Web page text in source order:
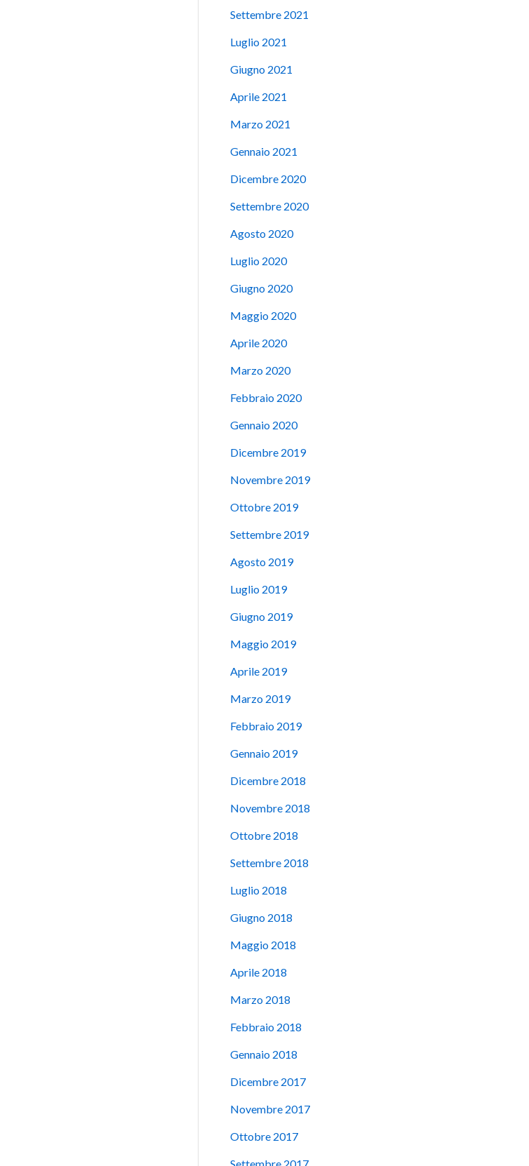
Settembre 2021
Luglio 2021
Giugno 2021
Aprile 2021
Marzo 2021
Gennaio 2021
Dicembre 2020
Settembre 2020
Agosto 2020
Luglio 2020
Giugno 2020
Maggio 2020
Aprile 2020
Marzo 2020
Febbraio 2020
Gennaio 2020
Dicembre 2019
Novembre 2019
Ottobre 2019
Settembre 2019
Agosto 2019
Luglio 2019
Giugno 2019
Maggio 2019
Aprile 2019
Marzo 2019
Febbraio 2019
Gennaio 2019
Dicembre 2018
Novembre 2018
Ottobre 2018
Settembre 2018
Luglio 2018
Giugno 2018
Maggio 2018
Aprile 2018
Marzo 2018
Febbraio 2018
Gennaio 2018
Dicembre 2017
Novembre 2017
Ottobre 2017